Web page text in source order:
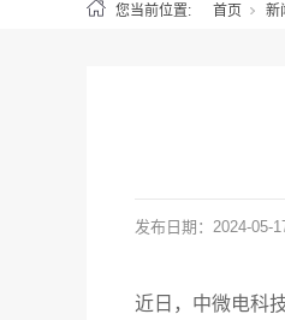
您当前位置: 首页 新
发布日期： 2024-05-
近日，中微电科